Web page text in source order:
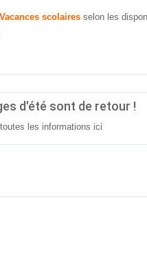
scolaires selon les
d'été sont de retour !
les informations ici